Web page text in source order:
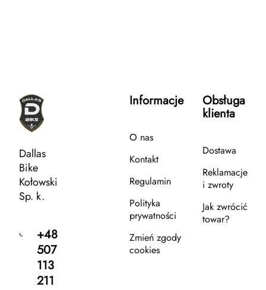
Dallas
Bike
Kołowski
Sp. k.
+48
507
113
211
Informacje
O nas
Kontakt
Regulamin
Polityka
prywatności
Zmień zgody
cookies
Obsługa
klienta
Dostawa
Reklamacje
i zwroty
Jak zwrócić
towar?